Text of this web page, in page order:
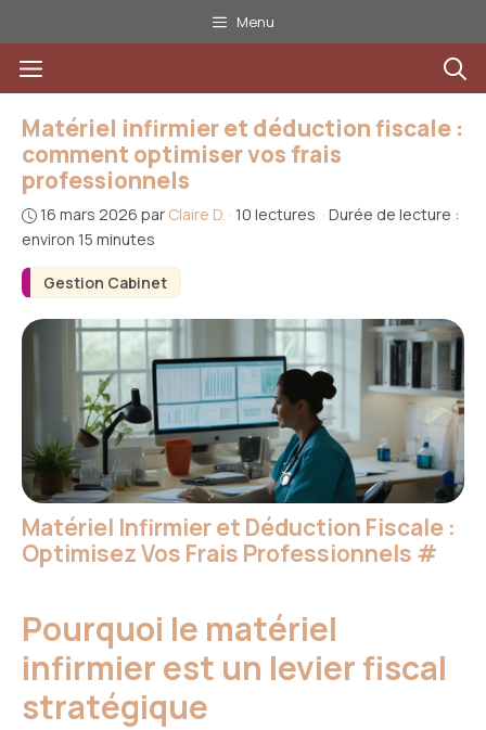
au
contenu
Menu
Menu
Gestion Cabinet
Matériel infirmier et déduction fiscale :
comment optimiser vos frais
professionnels
16 mars 2026 par Claire D. · 10 lectures · Durée de lecture :
environ 15 minutes
Matériel Infirmier et Déduction Fiscale :
Optimisez Vos Frais Professionnels #
Pourquoi le matériel
infirmier est un levier fiscal
stratégique